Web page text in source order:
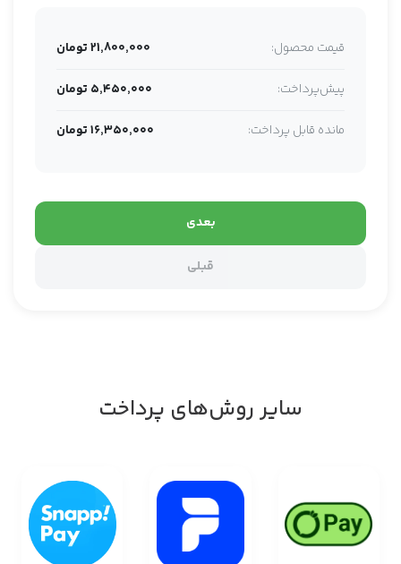
قیمت محصول:
پیش‌پرداخت: ۵,۴۵۰,۰۰۰ تومان
مانده قابل پرداخت: ۱۶,۳۵۰,۰۰۰ تومان
قبلی
بعدی
سایر روش‌های پرداخت